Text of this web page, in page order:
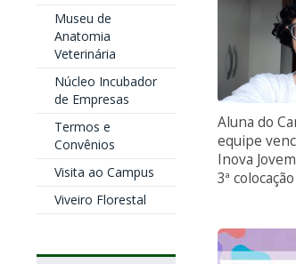
Museu de
Anatomia
Veterinária
Núcleo Incubador
de Empresas
Termos e
Convênios
Visita ao Campus
Viveiro Florestal
Aluna do
equipe
Inova
3ª